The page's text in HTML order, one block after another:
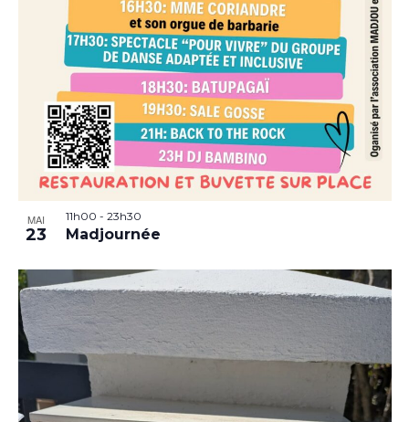
MAI
23
11h00 - 23h30
Madjournée